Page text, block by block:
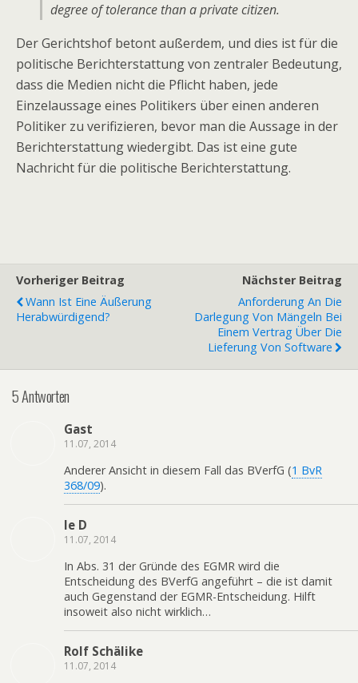
degree of tolerance than a private citizen.
Der Gerichtshof betont außerdem, und dies ist für die
politische Berichterstattung von zentraler Bedeutung,
dass die Medien nicht die Pflicht haben, jede
Einzelaussage eines Politikers über einen anderen
Politiker zu verifizieren, bevor man die Aussage in der
Berichterstattung wiedergibt. Das ist eine gute
Nachricht für die politische Berichterstattung.
Vorheriger Beitrag
Wann Ist Eine Äußerung
Herabwürdigend?
Nächster Beitrag
Anforderung An Die
Darlegung Von Mängeln Bei
Einem Vertrag Über Die
Lieferung Von Software
5 Antworten
Gast
11.07, 2014
Anderer Ansicht in diesem Fall das BVerfG (1 BvR
368/09).
le D
11.07, 2014
In Abs. 31 der Gründe des EGMR wird die
Entscheidung des BVerfG angeführt – die ist damit
auch Gegenstand der EGMR-Entscheidung. Hilft
insoweit also nicht wirklich…
Rolf Schälike
11.07, 2014